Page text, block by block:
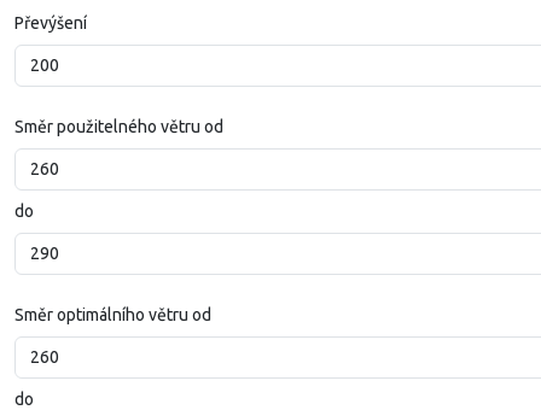
Převýšení
Směr použitelného větru od
do
Směr optimálního větru od
do